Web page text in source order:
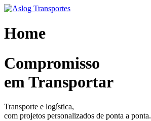
Skip
content
Home
Compromisso
em Transportar
Transporte e logística,
com projetos personalizados de ponta a ponta.